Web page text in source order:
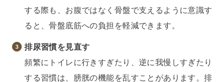
する際も、お腹ではなく骨盤で支えるように意識す
ると、骨盤底筋への負担を軽減できます。
排尿習慣を見直す
頻繁にトイレに行きすぎたり、逆に我慢しすぎたり
する習慣は、膀胱の機能を乱すことがあります。排